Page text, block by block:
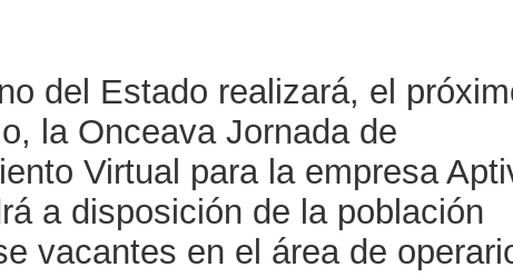
del Estado realizará, el
la Onceava Jornada de
Virtual para la empresa
a disposición de la población
vacantes en el área de